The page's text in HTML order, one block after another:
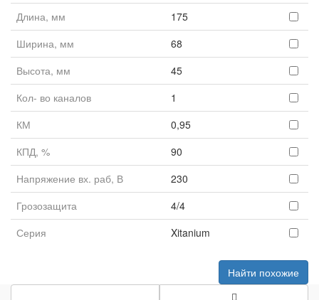
Длина, мм
175
Ширина, мм
68
Высота, мм
45
Кол- во каналов
1
КМ
0,95
КПД, %
90
Напряжение вх. раб, В
230
Грозозащита
4/4
Серия
Xitanium
Найти похожие